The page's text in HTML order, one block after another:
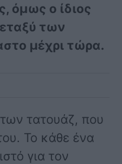
όμως ο ίδιος
των
μέχρι τώρα.
τατουάζ, που
Το κάθε ένα
για τον